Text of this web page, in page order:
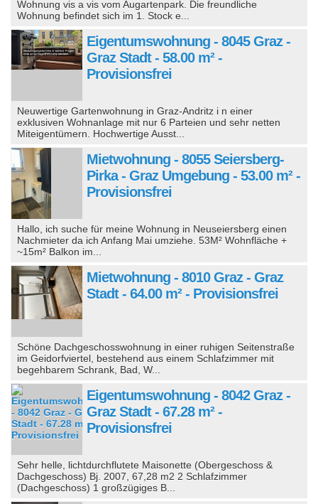
Wohnung vis a vis vom Augartenpark. Die freundliche
Wohnung befindet sich im 1. Stock e...
Eigentumswohnung - 8045 Graz -
Graz Stadt - 58.00 m² -
Provisionsfrei
Neuwertige Gartenwohnung in Graz‑Andritz i n einer
exklusiven Wohnanlage mit nur 6 Parteien und sehr netten
Miteigentümern. Hochwertige Ausst...
Mietwohnung - 8055 Seiersberg-
Pirka - Graz Umgebung - 53.00 m² -
Provisionsfrei
Hallo, ich suche für meine Wohnung in Neuseiersberg einen
Nachmieter da ich Anfang Mai umziehe. 53M² Wohnfläche +
~15m² Balkon im...
Mietwohnung - 8010 Graz - Graz
Stadt - 64.00 m² - Provisionsfrei
Schöne Dachgeschosswohnung in einer ruhigen Seitenstraße
im Geidorfviertel, bestehend aus einem Schlafzimmer mit
begehbarem Schrank, Bad, W...
Eigentumswohnung - 8042 Graz -
Graz Stadt - 67.28 m² -
Provisionsfrei
Sehr helle, lichtdurchflutete Maisonette (Obergeschoss &
Dachgeschoss) Bj. 2007, 67,28 m2 2 Schlafzimmer
(Dachgeschoss) 1 großzügiges B...